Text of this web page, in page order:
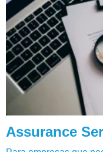
Assurance